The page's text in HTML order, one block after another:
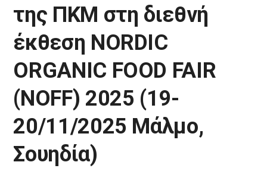
της ΠΚΜ στη διεθνή
έκθεση NORDIC
ORGANIC FOOD FAIR
(NOFF) 2025 (19-
20/11/2025 Μάλμο,
Σουηδία)